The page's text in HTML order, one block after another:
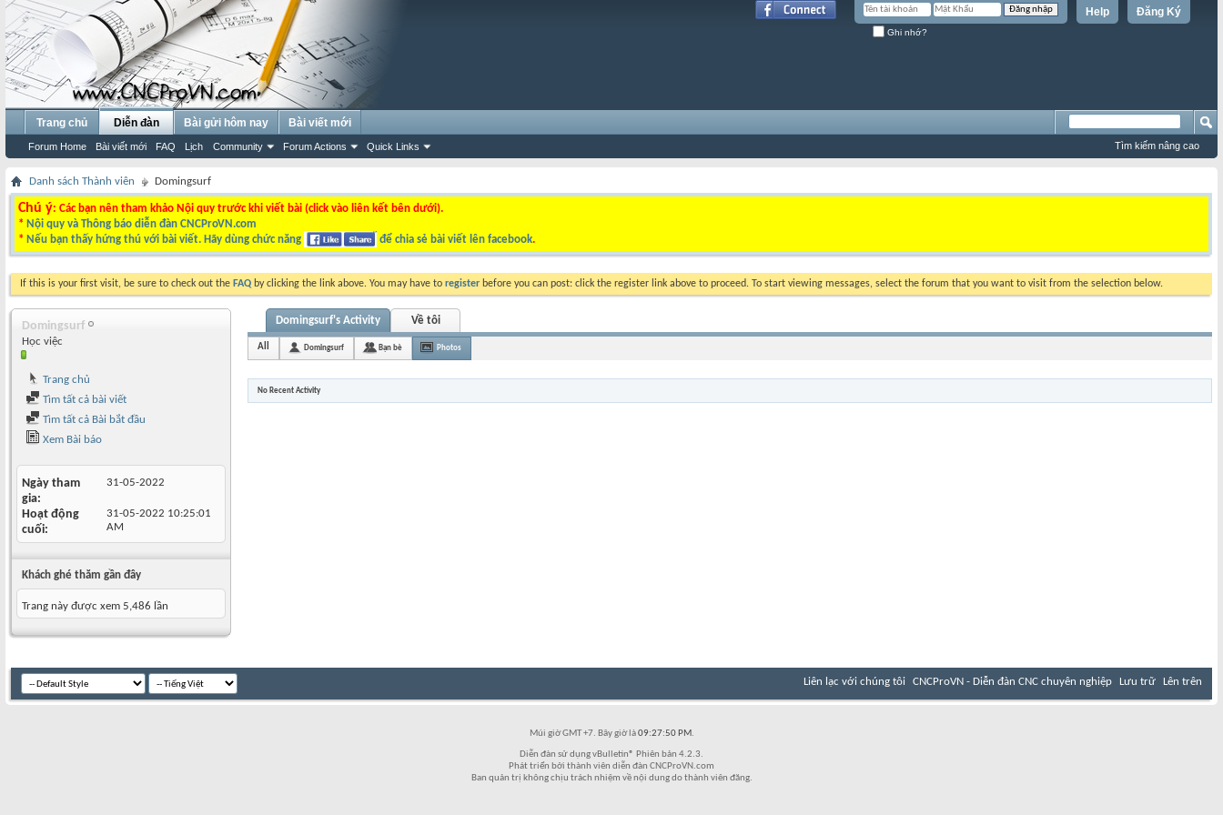
Đăng Ký
Help
Ghi nhớ?
Trang chủ Diễn đàn
Forum Home Bài viết mới FAQ Lịch Community Forum Actions Quick Links
Bài gửi hôm nay Bài viết mới
Tìm kiếm nâng cao
Danh sách Thành viên Domingsurf
Chú ý: Các bạn nên tham khảo Nội quy trước khi viết bài (click vào liên kết bên dưới).
* Nội quy và Thông báo diễn đàn CNCProVN.com
* Nếu bạn thấy hứng thú với bài viết. Hãy dùng chức năng để chia sẻ bài viết lên facebook.
If this is your first visit, be sure to check out the FAQ by clicking the link above. You may have to register before you can post: click the register link above to proceed. To start viewing messages, select the forum that you want to visit from the selection below.
Domingsurf
Học việc
Trang chủ
Tìm tất cả bài viết
Tìm tất cả Bài bắt đầu
Xem Bài báo
Ngày tham
gia
31-05-2022
Hoạt động
cuối
31-05-2022 10:25:01
AM
Khách ghé thăm gần đây
Trang này được xem 5,486 lần
Domingsurf's Activity Về tôi
All Domingsurf Bạn bè Photos
No Recent Activity
Liên lạc với chúng tôi CNCProVN - Diễn đàn CNC chuyên nghiệp Lưu trữ Lên trên
Múi giờ GMT +7. Bây giờ là09:27:50 PM.
Diễn đàn sử dụng vBulletin® Phiên bản 4.2.3.
Phát triển bởi thành viên diễn đàn CNCProVN.com
Ban quản trị không chịu trách nhiệm về nội dung do thành viên đăng.